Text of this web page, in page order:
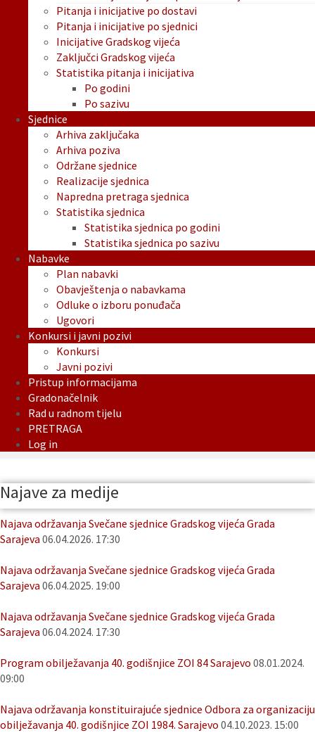
Pitanja i inicijative po dostavi
Pitanja i inicijative po sjednici
Inicijative Gradskog vijeća
Zaključci Gradskog vijeća
Statistika pitanja i inicijativa
Po godini
Po sazivu
Sjednice
Arhiva zaključaka
Arhiva poziva
Održane sjednice
Realizacije sjednica
Napredna pretraga sjednica
Statistika sjednica
Statistika sjednica po godini
Statistika sjednica po sazivu
Nabavke
Plan nabavki
Obavještenja o nabavkama
Odluke o izboru ponuđača
Ugovori
Konkursi i javni pozivi
Konkursi
Javni pozivi
Pristup informacijama
Gradonačelnik
Rad u radnom tijelu
PRETRAGA
Log in
Najave za medije
Najava održavanja Svečane sjednice Gradskog vijeća Grada
Sarajeva 06.04.2026. 17:30
Najava održavanja Svečane sjednice Gradskog vijeća Grada
Sarajeva 06.04.2025. 19:00
Najava održavanja Svečane sjednice Gradskog vijeća Grada
Sarajeva 06.04.2024. 17:30
Program obilježavanja 40. godišnjice ZOI 84 Sarajevo 08.01.2024.
09:00
Najava održavanja konstituirajuće sjednice Odbora za organizaciju
obilježavanja 40. godišnjice ZOI 1984. Sarajevo 04.10.2023. 15:00